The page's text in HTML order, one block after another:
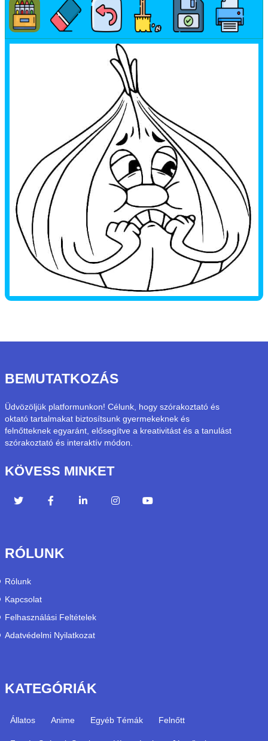
BEMUTATKOZÁS
Üdvözöljük platformunkon! Célunk, hogy szórakoztató és
oktató tartalmakat biztosítsunk gyermekeknek és
felnőtteknek egyaránt, elősegítve a kreativitást és a tanulást
szórakoztató és interaktív módon.
KÖVESS MINKET
RÓLUNK
Rólunk
Kapcsolat
Felhasználási Feltételek
Adatvédelmi Nyilatkozat
KATEGÓRIÁK
Állatos Anime Egyéb Témák Felnőtt